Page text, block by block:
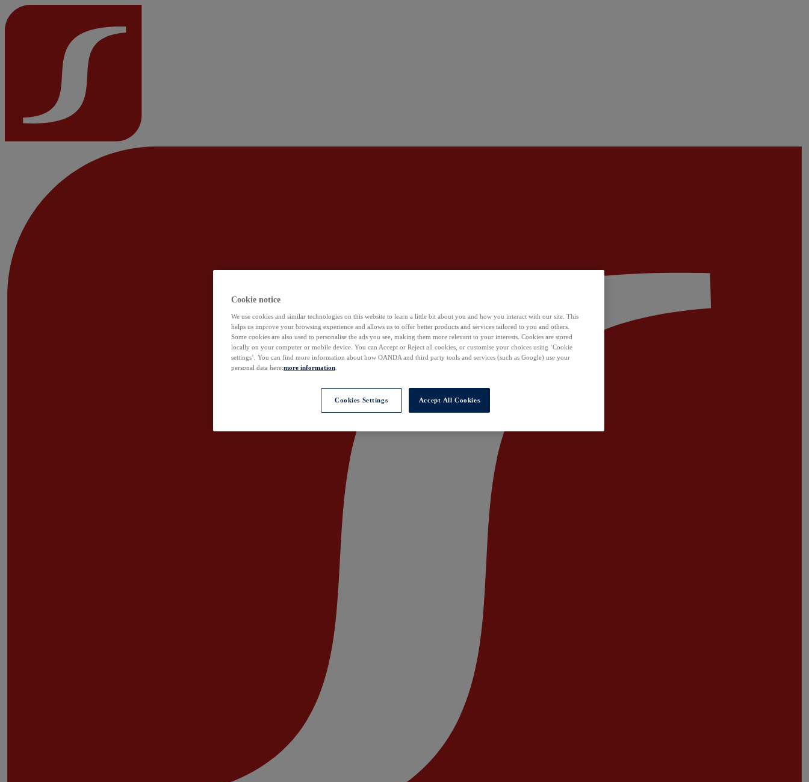
Cookie notice
We use cookies and similar technologies on this website to learn a little bit about you and how you interact with our site. This
helps us improve your browsing experience and allows us to offer better products and services tailored to you and others.
Some cookies are also used to personalise the ads you see, making them more relevant to your interests. Cookies are stored
locally on your computer or mobile device. You can Accept or Reject all cookies, or customise your choices using ‘Cookie
settings’. You can find more information about how OANDA and third party tools and services (such as Google) use your
personal data here:more information
Cookies Settings Accept All Cookies